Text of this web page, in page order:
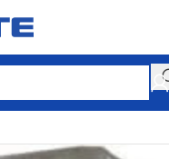
Наконечники кабельні